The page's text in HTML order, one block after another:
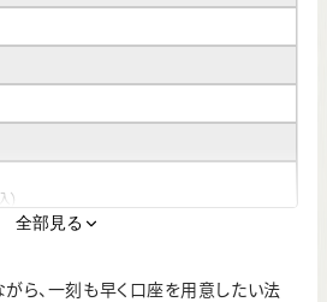
全部見る
ら、一刻も早く口座を用意したい法